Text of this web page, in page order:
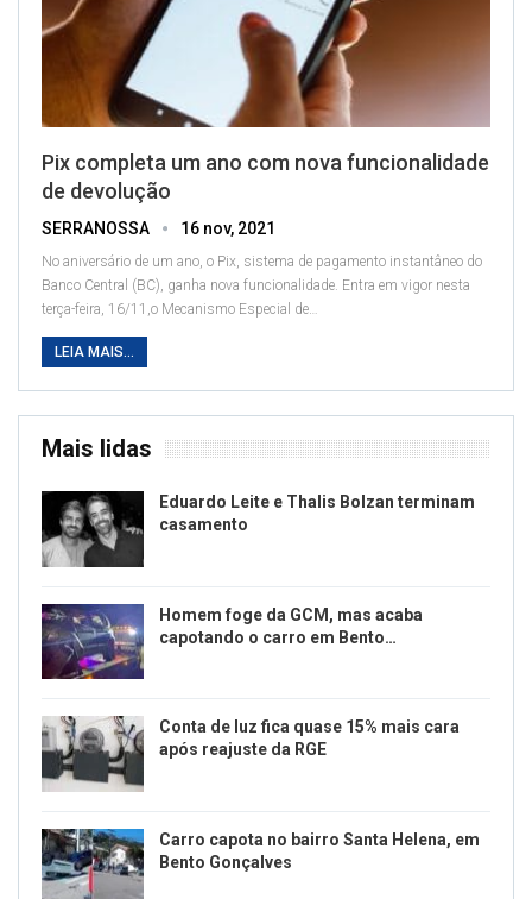
Pix completa um ano com nova funcionalidade
de devolução
SERRANOSSA 16 nov, 2021
No aniversário de um ano, o Pix, sistema de pagamento instantâneo do
Banco Central (BC), ganha nova funcionalidade. Entra em vigor nesta
terça-feira, 16/11,o Mecanismo Especial de…
LEIA MAIS...
Mais lidas
Eduardo Leite e Thalis Bolzan terminam
casamento
Homem foge da GCM, mas acaba
capotando o carro em Bento…
Conta de luz fica quase 15% mais cara
após reajuste da RGE
Carro capota no bairro Santa Helena, em
Bento Gonçalves